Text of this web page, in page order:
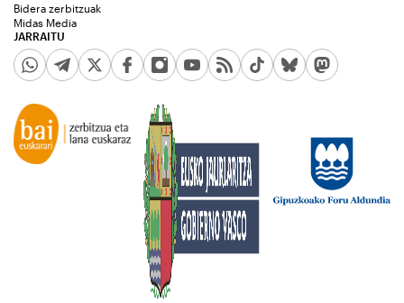
JARRAITU
Bidera zerbitzuak
Midas Media